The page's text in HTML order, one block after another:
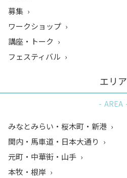
募集
ワークショップ
講座・トーク
フェスティバル
エリア
AREA
みなとみらい・桜木町・新港
関内・馬車道・日本大通り
元町・中華街・山手
本牧・根岸